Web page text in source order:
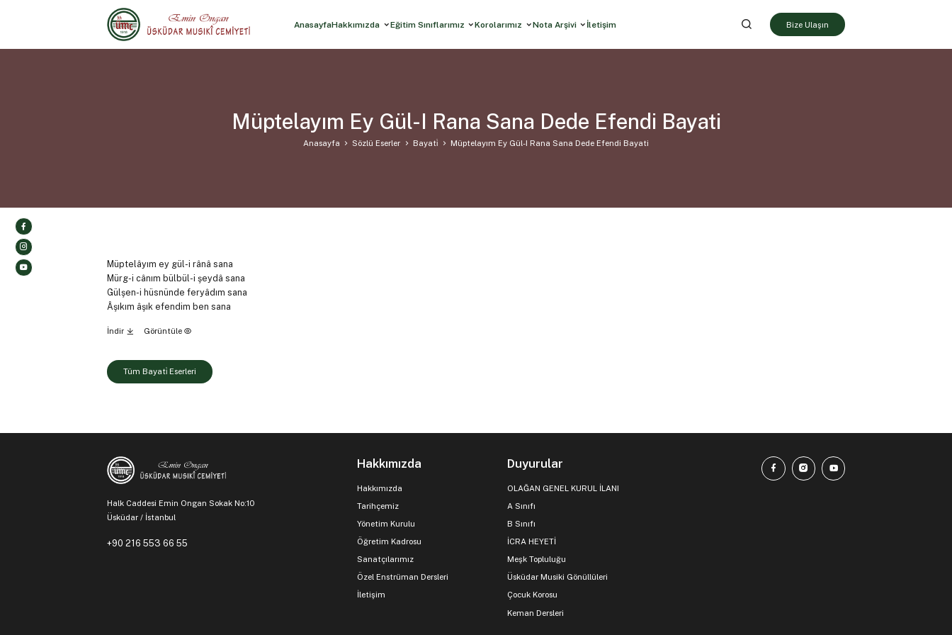
AnasayfaHakkımızda Eğitim Sınıflarımız Korolarımız Nota Arşivi İletişim Bize Ulaşın
Müptelayım Ey Gül-I Rana Sana Dede Efendi Bayati
Anasayfa Sözlü Eserler Bayati̇ Müptelayım Ey Gül-I Rana Sana Dede Efendi Bayati
Müptelâyım ey gül-i rânâ sana
Mürg-i cânım bülbül-i şeydâ sana
Gülşen-i hüsnünde feryâdım sana
Âşıkım âşık efendim ben sana
İndir Görüntüle
Tüm Bayati̇ Eserleri
Halk Caddesi Emin Ongan Sokak No:10
Üsküdar / İstanbul
+90 216 553 66 55
Hakkımızda
Hakkımızda
Tarihçemiz
Yönetim Kurulu
Öğretim Kadrosu
Sanatçılarımız
Özel Enstrüman Dersleri
İletişim
Duyurular
OLAĞAN GENEL KURUL İLANI
A Sınıfı
B Sınıfı
İCRA HEYETİ
Meşk Topluluğu
Üsküdar Musiki Gönüllüleri
Çocuk Korosu
Keman Dersleri